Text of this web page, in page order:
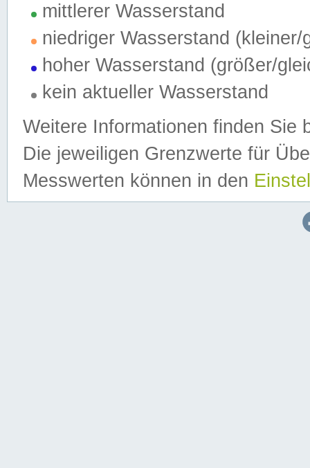
mittlerer Wasserstand
niedriger Wasserstand (kleiner/
hoher Wasserstand (größer/
kein aktueller Wasserstand
Weitere Informationen finden Sie
Die jeweiligen Grenzwerte für
Messwerten können in den